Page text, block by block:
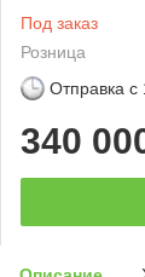
Под заказ
Розница
Отправка с
340